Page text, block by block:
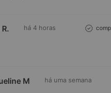
há 4 horas
M há uma semana